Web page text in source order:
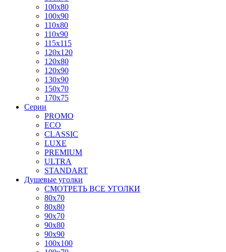
100x80
100x90
110x80
110x90
115x115
120x120
120x80
120x90
130x90
150x70
170x75
Серии
PROMO
ECO
CLASSIC
LUXE
PREMIUM
ULTRA
STANDART
Душевые уголки
СМОТРЕТЬ ВСЕ УГОЛКИ
80x70
80x80
90x70
90x80
90x90
100x100